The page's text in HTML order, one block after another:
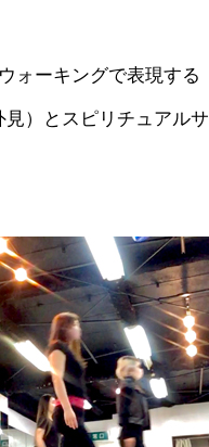
ォーキングで表現する
）とスピリチュアルサ